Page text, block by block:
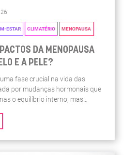
ESTAR CLIMATÉRIO MENOPAUSA
DA MENOPAUSA
E A PELE?
fase crucial na vida das
por mudanças hormonais que
o equilíbrio interno, mas